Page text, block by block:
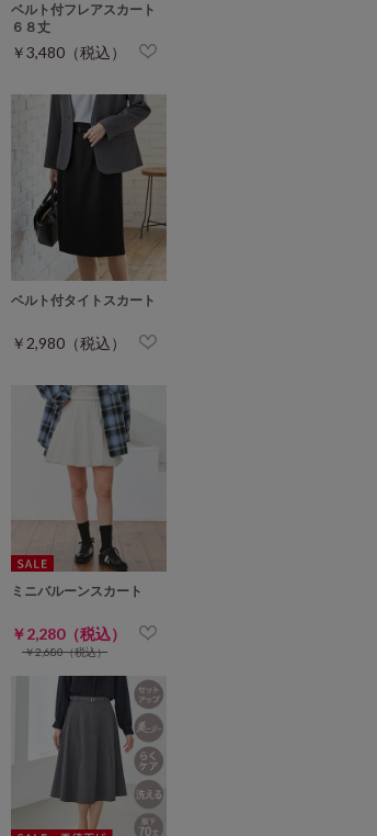
ベルト付フレアスカート
６８丈
￥3,480（税込）
ベルト付タイトスカート
￥2,980（税込）
ミニバルーンスカート
￥2,280（税込）
￥2,680（税込）